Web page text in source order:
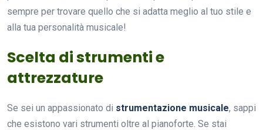
sempre per trovare quello che si adatta meglio al tuo stile e
alla tua personalità musicale!
Scelta di strumenti e
attrezzature
Se sei un appassionato di strumentazione musicale, sappi
che esistono vari strumenti oltre al pianoforte. Se stai